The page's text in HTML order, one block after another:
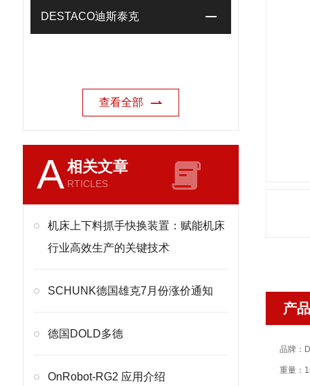
DESTACO迪斯泰克
查看全部
A相关文章
RTICLES
机床上下料抓手快换装置：赋能机床
行业高效生产的关键技术
SCHUNK德国雄克7月份涨价通知
德国DOLD多德
OnRobot-RG2 应用介绍
产
品牌：
重量：